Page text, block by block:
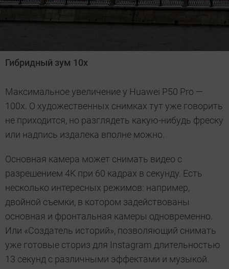
Гибридный зум 10х
Максимальное увеличение у Huawei P50 Pro —
100x. О художественных снимках тут уже говорить
не приходится, но разглядеть какую-нибудь фреску
или надпись издалека вполне можно.
Основная камера может снимать видео с
разрешением 4K при 60 кадрах в секунду. Есть
несколько интересных режимов: например,
двойной съемки, в котором задействованы
основная и фронтальная камеры одновременно.
Или «Создатель историй», позволяющий снимать
уже готовые сториз для Instagram длительностью
13 секунд с различными эффектами и музыкой.